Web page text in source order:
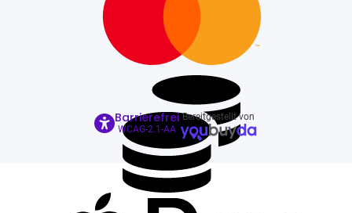
Barrierefrei
WCAG-2.1-AA
Bereitgestellt von